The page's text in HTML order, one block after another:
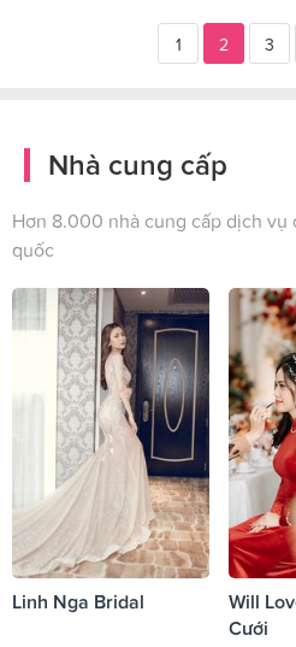
1 2 3
Nhà cung cấp
Hơn 8.000 nhà cung cấp dịch vụ
quốc
Linh Nga Bridal
Will
Cưới